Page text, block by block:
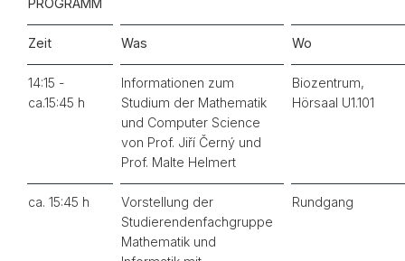
PROGRAMM
Zeit Was Wo
14:15 -
ca.15:45 h
Informationen zum
Studium der Mathematik
und Computer Science
von Prof. Jiří Černý und
Prof. Malte Helmert
Biozentrum,
Hörsaal U1.101
ca. 15:45 h
Vorstellung der
Studierendenfachgruppe
Mathematik und
Rundgang